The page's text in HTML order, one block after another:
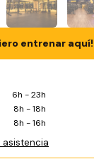
6h - 23h
8h - 18h
8h - 16h
asistencia
entrenar aquí!